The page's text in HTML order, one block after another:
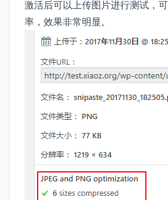
激活后可以上传图片进行测试，
率，效果非常明显。